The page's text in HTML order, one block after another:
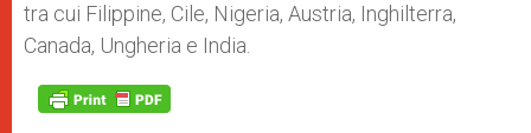
tra cui Filippine, Cile, Nigeria, Austria, Inghilterra,
Canada, Ungheria e India.